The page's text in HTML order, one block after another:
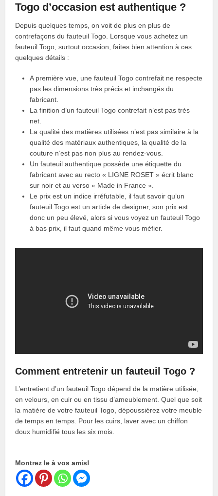
Togo d’occasion est authentique ?
Depuis quelques temps, on voit de plus en plus de
contrefaçons du fauteuil Togo. Lorsque vous achetez un
fauteuil Togo, surtout occasion, faites bien attention à ces
quelques détails :
A première vue, une fauteuil Togo contrefait ne respecte
pas les dimensions très précis et inchangés du
fabricant.
La finition d’un fauteuil Togo contrefait n’est pas très
net.
La qualité des matières utilisées n’est pas similaire à la
qualité des matériaux authentiques, la qualité de la
couture n’est pas non plus au rendez-vous.
Un fauteuil authentique possède une étiquette du
fabricant avec au recto « LIGNE ROSET » écrit blanc
sur noir et au verso « Made in France ».
Le prix est un indice irréfutable, il faut savoir qu’un
fauteuil Togo est un article de designer, son prix est
donc un peu élevé, alors si vous voyez un fauteuil Togo
à bas prix, il faut quand même vous méfier.
Comment entretenir un fauteuil Togo ?
L’entretient d’un fauteuil Togo dépend de la matière utilisée,
en velours, en cuir ou en tissu d’ameublement. Quel que soit
la matière de votre fauteuil Togo, dépoussiérez votre meuble
de temps en temps. Pour les cuirs, laver avec un chiffon
doux humidifié tous les six mois.
Montrez le à vos amis!